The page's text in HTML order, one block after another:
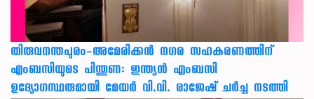
തിരുവനന്തപുരം-അമേരിക്കന്‍ നഗര സഹകരണത്തിന്
എംബസിയുടെ പിന്തുണ: ഇന്ത്യന്‍ എംബസി
ഉദ്യോഗസ്ഥരുമായി മേയര്‍ വി.വി. രാജേഷ് ചര്‍ച്ച നടത്തി